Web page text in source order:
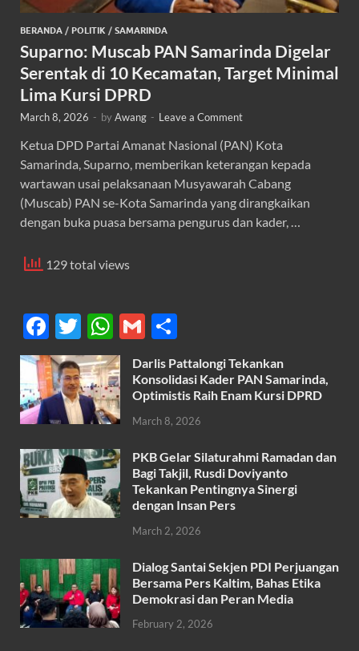
BERANDA / POLITIK / SAMARINDA
Suparno: Muscab PAN Samarinda Digelar
Serentak di 10 Kecamatan, Target Minimal
Lima Kursi DPRD
March 8, 2026 - byAwang - Leave a Comment
Ketua DPD Partai Amanat Nasional (PAN) Kota
Samarinda, Suparno, memberikan keterangan kepada
wartawan usai pelaksanaan Musyawarah Cabang
(Muscab) PAN se-Kota Samarinda yang dirangkaikan
dengan buka puasa bersama pengurus dan kader, …
129 total views
F
ac
e
b
o
o
k
T
w
itt
er
W
h
at
s
A
p
p
G
m
ail
h
ar
e
Darlis Pattalongi Tekankan
Konsolidasi Kader PAN Samarinda,
Optimistis Raih Enam Kursi DPRD
March 8, 2026
PKB Gelar Silaturahmi Ramadan dan
Bagi Takjil, Rusdi Doviyanto
Tekankan Pentingnya Sinergi
dengan Insan Pers
March 2, 2026
Dialog Santai Sekjen PDI Perjuangan
Bersama Pers Kaltim, Bahas Etika
Demokrasi dan Peran Media
February 2, 2026